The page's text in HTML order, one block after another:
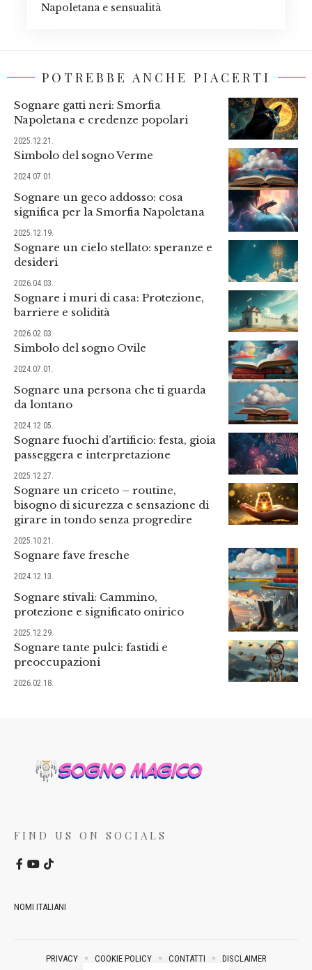
Napoletana e sensualità
POTREBBE ANCHE PIACERTI
Sognare gatti neri: Smorfia
Napoletana e credenze popolari
2025.12.21.
Simbolo del sogno Verme
2024.07.01.
Sognare un geco addosso: cosa
significa per la Smorfia Napoletana
2025.12.19.
Sognare un cielo stellato: speranze e
desideri
2026.04.03.
Sognare i muri di casa: Protezione,
barriere e solidità
2026.02.03.
Simbolo del sogno Ovile
2024.07.01.
Sognare una persona che ti guarda
da lontano
2024.12.05.
Sognare fuochi d’artificio: festa, gioia
passeggera e interpretazione
2025.12.27.
Sognare un criceto – routine,
bisogno di sicurezza e sensazione di
girare in tondo senza progredire
2025.10.21.
Sognare fave fresche
2024.12.13.
Sognare stivali: Cammino,
protezione e significato onirico
2025.12.29.
Sognare tante pulci: fastidi e
preoccupazioni
2026.02.18.
FIND US ON SOCIALS
NOMI ITALIANI
PRIVACY COOKIE POLICY CONTATTI DISCLAIMER